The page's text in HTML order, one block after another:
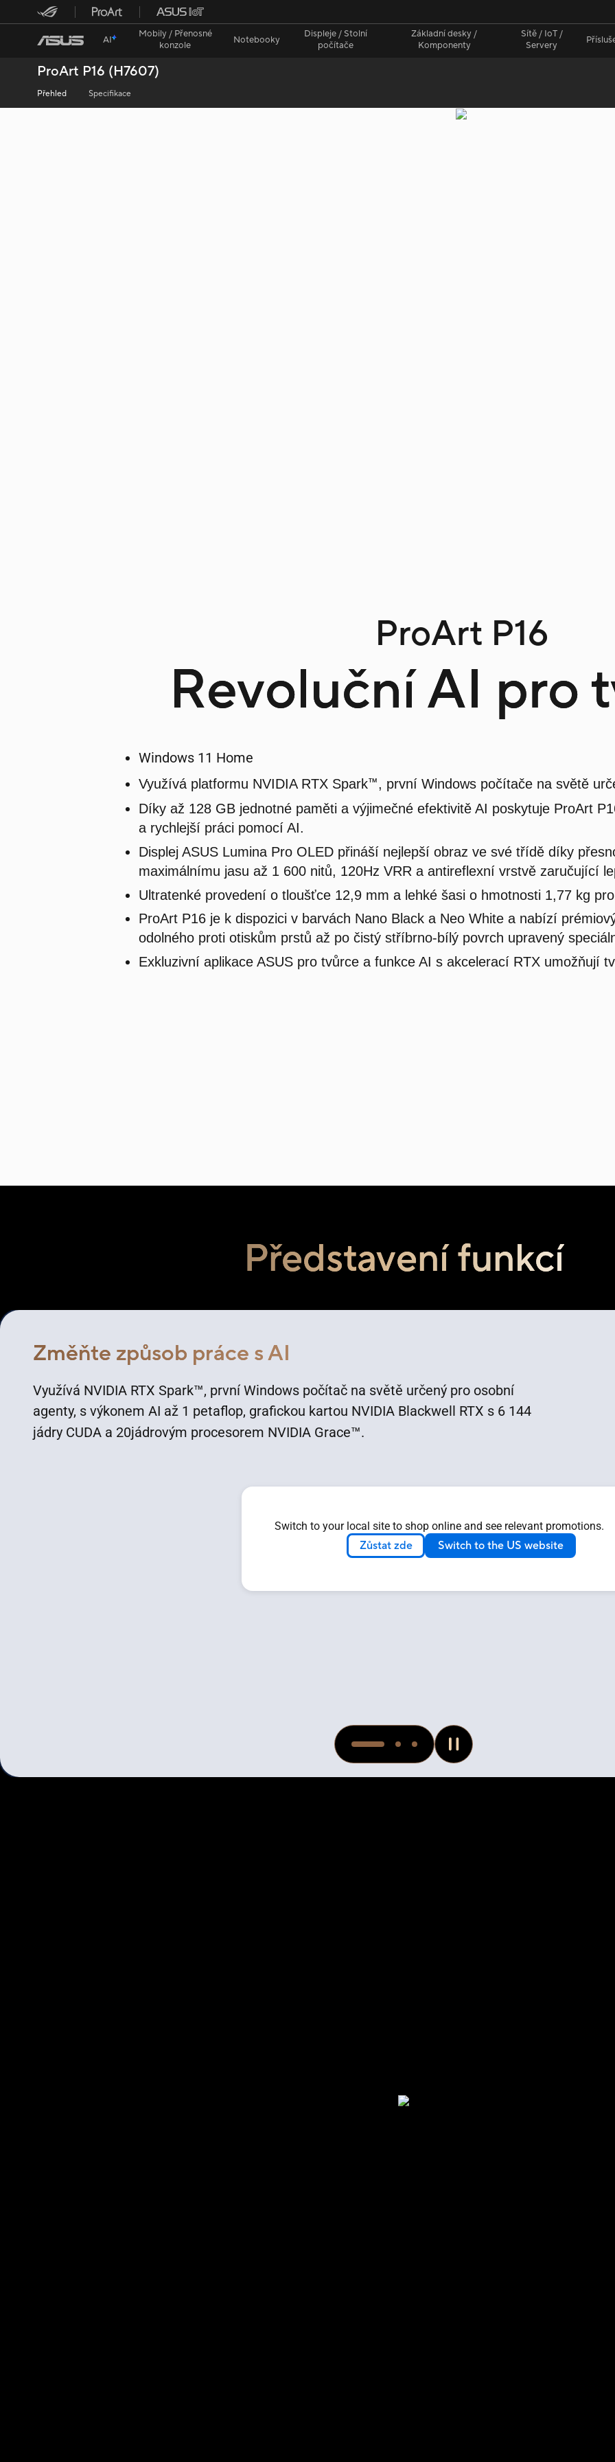
Switch to your local site to shop online and see relevant promotions.
Zůstat zde Switch to the US website
AI
Mobily / Přenosné
konzole
Notebooky
Displeje / Stolní
počítače
Základní desky /
Komponenty
Sítě / IoT /
Servery
ProArt P16 (H7607)
Přehled Specifikace
ProArt P16
Revoluční AI pro
Windows 11 Home
Využívá platformu NVIDIA RTX Spark™, první Windows počítače na světě
Díky až 128 GB jednotné paměti a výjimečné efektivitě AI poskytuje ProArt
a rychlejší práci pomocí AI.
Displej ASUS Lumina Pro OLED přináší nejlepší obraz ve své třídě díky
maximálnímu jasu až 1 600 nitů, 120Hz VRR a antireflexní vrstvě zaručující
Ultratenké provedení o tloušťce 12,9 mm a lehké šasi o hmotnosti 1,77 kg
ProArt P16 je k dispozici v barvách Nano Black a Neo White a nabízí
odolného proti otiskům prstů až po čistý stříbrno-bílý povrch upravený
Exkluzivní aplikace ASUS pro tvůrce a funkce AI s akcelerací RTX umožňují
Představení funkcí
Změňte způsob práce s AI
Využívá NVIDIA RTX Spark™, první Windows počítač na světě určený pro osobní
agenty, s výkonem AI až 1 petaflop, grafickou kartou NVIDIA Blackwell RTX s 6 144
jádry CUDA a 20jádrovým procesorem NVIDIA Grace™.